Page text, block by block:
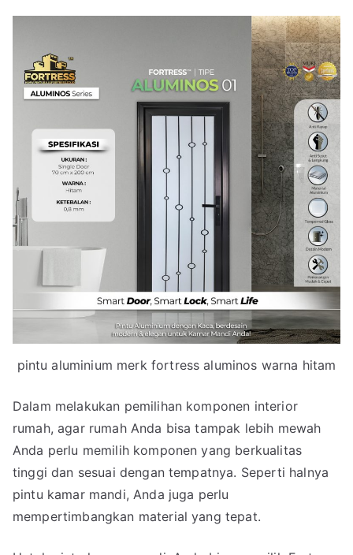
pintu aluminium merk fortress aluminos warna hitam
Dalam melakukan pemilihan komponen interior
rumah, agar rumah Anda bisa tampak lebih mewah
Anda perlu memilih komponen yang berkualitas
tinggi dan sesuai dengan tempatnya. Seperti halnya
pintu kamar mandi, Anda juga perlu
mempertimbangkan material yang tepat.